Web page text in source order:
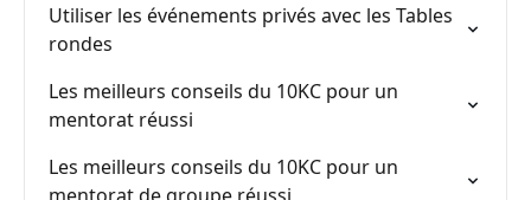
Utiliser les événements privés avec les Tables
rondes
Les meilleurs conseils du 10KC pour un
mentorat réussi
Les meilleurs conseils du 10KC pour un